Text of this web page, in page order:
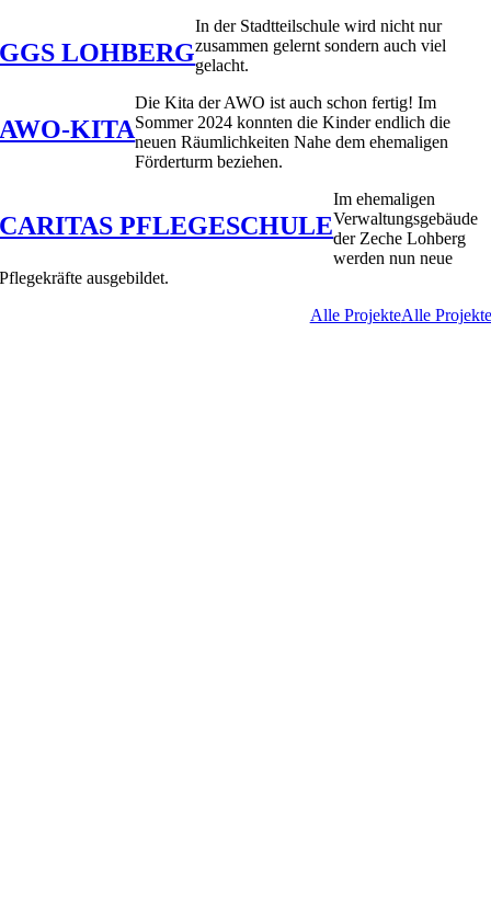
GGS LOHBERG
In der Stadtteilschule wird nicht nur
zusammen gelernt sondern auch viel
gelacht.
AWO-KITA
Die Kita der AWO ist auch schon fertig! Im
Sommer 2024 konnten die Kinder endlich die
neuen Räumlichkeiten Nahe dem ehemaligen
Förderturm beziehen.
CARITAS PFLEGESCHULE
Im ehemaligen
Verwaltungsgebäude
der Zeche Lohberg
werden nun neue
Pflegekräfte ausgebildet.
Alle ProjekteAlle Projekte